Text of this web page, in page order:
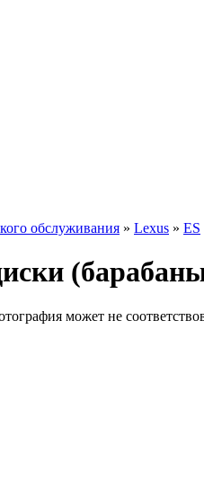
обслуживания » Lexus » ES
может не